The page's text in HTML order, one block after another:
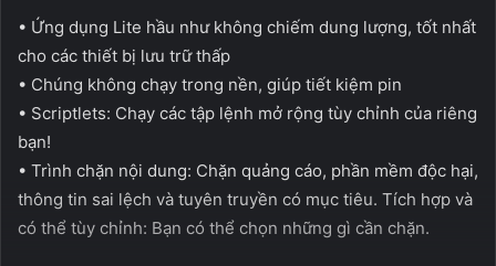
• Ứng dụng Lite hầu như không chiếm dung lượng, tốt nhất
cho các thiết bị lưu trữ thấp
• Chúng không chạy trong nền, giúp tiết kiệm pin
• Scriptlets: Chạy các tập lệnh mở rộng tùy chỉnh của riêng
bạn!
• Trình chặn nội dung: Chặn quảng cáo, phần mềm độc hại,
thông tin sai lệch và tuyên truyền có mục tiêu. Tích hợp và
có thể tùy chỉnh: Bạn có thể chọn những gì cần chặn.